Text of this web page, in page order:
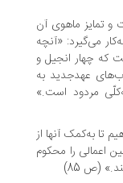
ماهوی آن
«آنچه
انجیل و
به
است.»
آنها از
را محکوم